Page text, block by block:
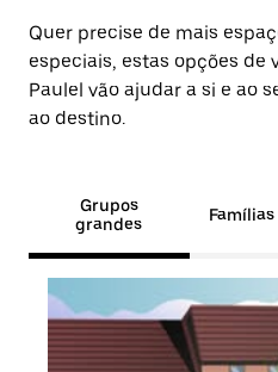
Quer precise de mais
especiais, estas opções
Paulel vão ajudar a si e ao
ao destino.
Grupos
grandes
Famílias